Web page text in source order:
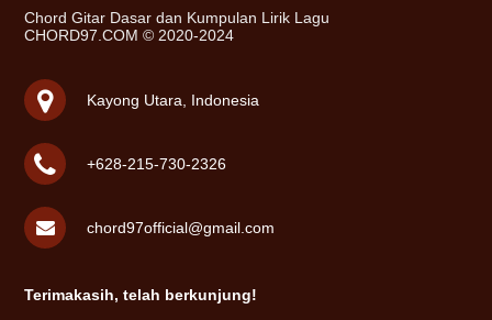
Chord Gitar Dasar dan Kumpulan Lirik Lagu
CHORD97.COM © 2020-2024
Kayong Utara, Indonesia
+628-215-730-2326
chord97official@gmail.com
Terimakasih, telah berkunjung!